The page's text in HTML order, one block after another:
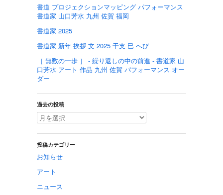
書道 プロジェクションマッピング パフォーマンス
書道家 山口芳水 九州 佐賀 福岡
書道家 2025
書道家 新年 挨拶 文 2025 干支 巳 へび
［ 無数の一歩 ］ - 繰り返しの中の前進 - 書道家 山
口芳水 アート 作品 九州 佐賀 パフォーマンス オー
ダー
過去の投稿
投稿カテゴリー
お知らせ
アート
ニュース